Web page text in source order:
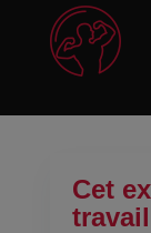
Cet